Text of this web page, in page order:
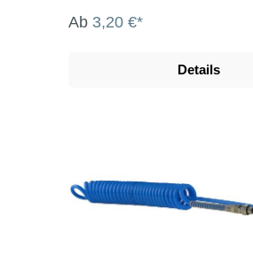
Ab 3,20 €*
Details